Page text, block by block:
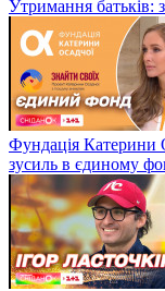
Утримання батьків:
Фундація Катерини
зусиль в єдиному